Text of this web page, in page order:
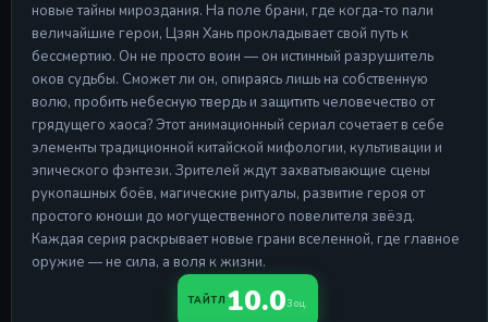
Серия 17
29 Apr 2026
Серия 18
Серия 18
29 Apr 2026
Серия 19
Серия 19
29 Apr 2026
Серия 20
новые тайны мироздания. На поле брани, где когда-то пали
величайшие герои, Цзян Хань прокладывает свой путь к
бессмертию. Он не просто воин — он истинный разрушитель
оков судьбы. Сможет ли он, опираясь лишь на собственную
волю, пробить небесную твердь и защитить человечество от
грядущего хаоса? Этот анимационный сериал сочетает в себе
элементы традиционной китайской мифологии, культивации и
эпического фэнтези. Зрителей ждут захватывающие сцены
рукопашных боёв, магические ритуалы, развитие героя от
простого юноши до могущественного повелителя звёзд.
Каждая серия раскрывает новые грани вселенной, где главное
оружие — не сила, а воля к жизни.
ТАЙТЛ 10.03 оц.